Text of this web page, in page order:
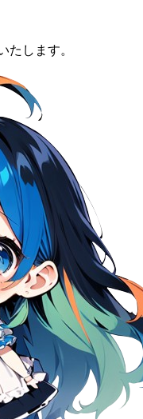
たします。